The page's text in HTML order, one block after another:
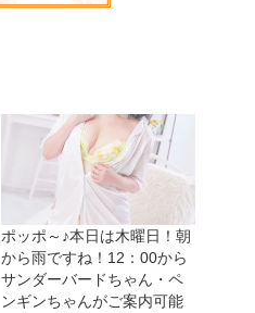
ポッポ～♪本日は木曜日！朝
から雨ですね！12：00から
サンダーバードちゃん・ペ
ンギンちゃんがご案内可能